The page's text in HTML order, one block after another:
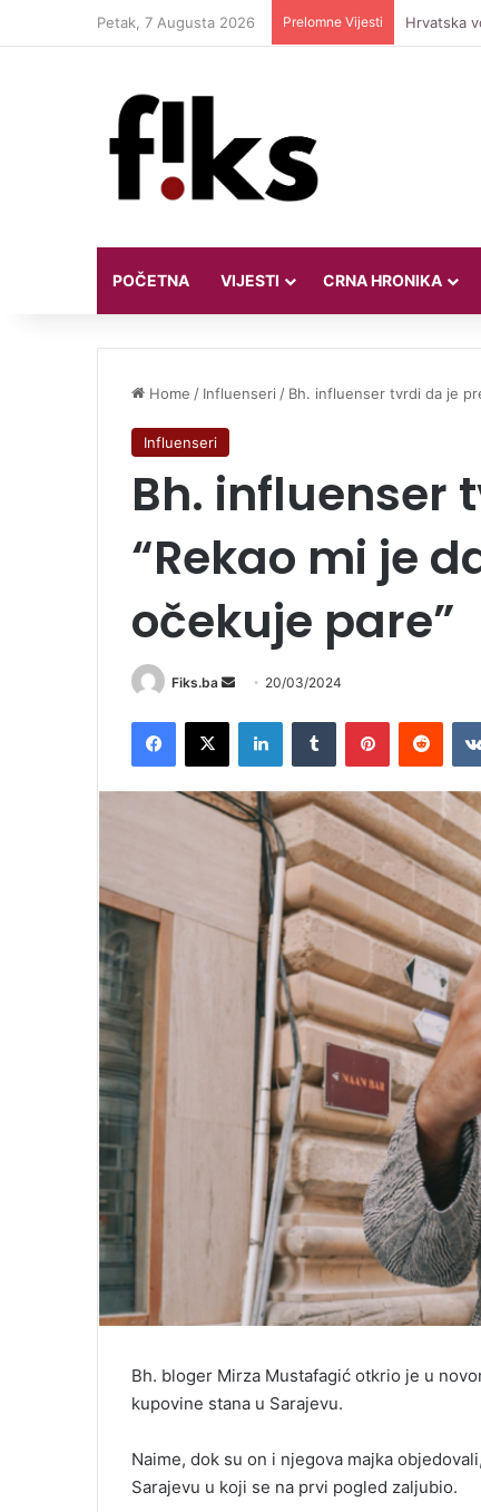
Petak, 7 Augusta 2026 Prelomne Vijesti Hrvatska
POČETNA VIJESTI CRNA HRONIKA
Home / Influenseri / Bh. influenser tvrdi da je
Influenseri
Bh. influenser
“Rekao mi je
očekuje pare”
Fiks.ba
Send
email
20/03/2024
Facebook
X LinkedInTumblr Pinterest
Bh. bloger Mirza Mustafagić otkrio je u
kupovine stana u Sarajevu.
Naime, dok su on i njegova majka
Sarajevu u koji se na prvi pogled zaljubio.